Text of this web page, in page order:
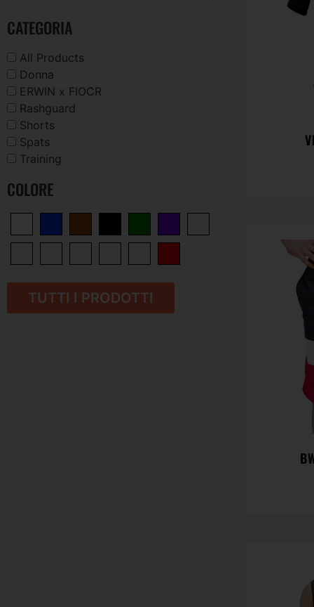
CATEGORIA
All Products
Donna
ERWIN x FIOCR
Rashguard
Shorts
Spats
Training
COLORE
TUTTI I PRODOTTI